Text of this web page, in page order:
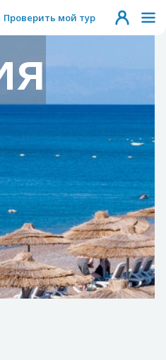
Проверить мой тур